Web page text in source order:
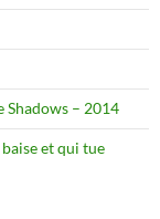
– 2014
et qui tue